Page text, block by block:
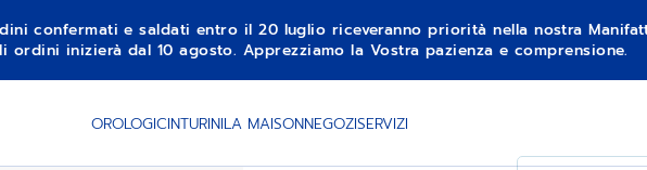
confermati e saldati entro il 20 luglio riceveranno priorità nella nostra
ordini inizierà dal 10 agosto. Apprezziamo la Vostra pazienza e comprensione.
OROLOGICINTURINILA MAISONNEGOZISERVIZI